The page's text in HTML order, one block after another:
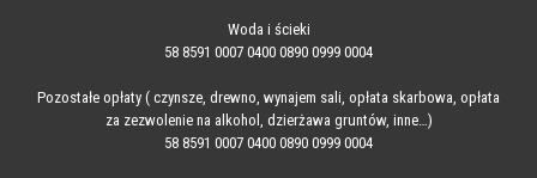
Woda i ścieki
58 8591 0007 0400 0890 0999 0004
Pozostałe opłaty ( czynsze, drewno, wynajem sali, opłata skarbowa, opłata
za zezwolenie na alkohol, dzierżawa gruntów, inne…)
58 8591 0007 0400 0890 0999 0004